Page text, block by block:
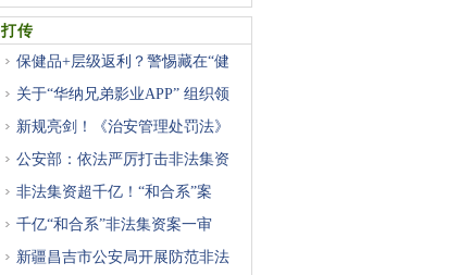
打传
保健品+层级返利？警惕藏在“健
关于“华纳兄弟影业APP” 组织领
新规亮剑！《治安管理处罚法》
公安部：依法严厉打击非法集资
非法集资超千亿！“和合系”案
千亿“和合系”非法集资案一审
新疆昌吉市公安局开展防范非法